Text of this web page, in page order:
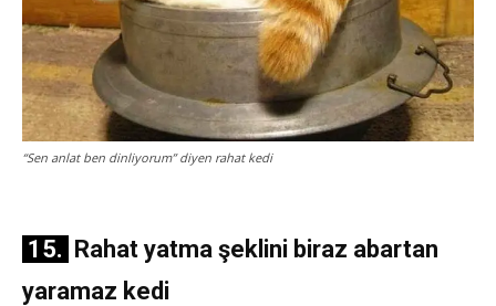
“Sen anlat ben dinliyorum” diyen rahat kedi
15. Rahat yatma şeklini biraz abartan
yaramaz kedi